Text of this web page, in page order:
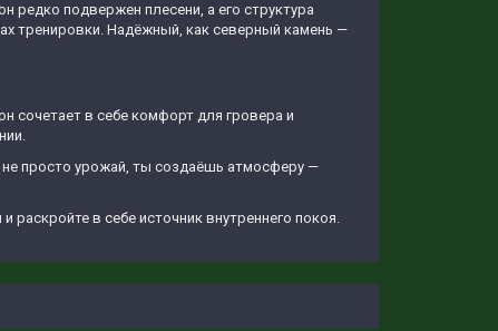
редко подвержен плесени, а его структура
тренировки. Надёжный, как северный камень —
сочетает в себе комфорт для гровера и
не просто урожай, ты создаёшь атмосферу —
раскройте в себе источник внутреннего покоя.